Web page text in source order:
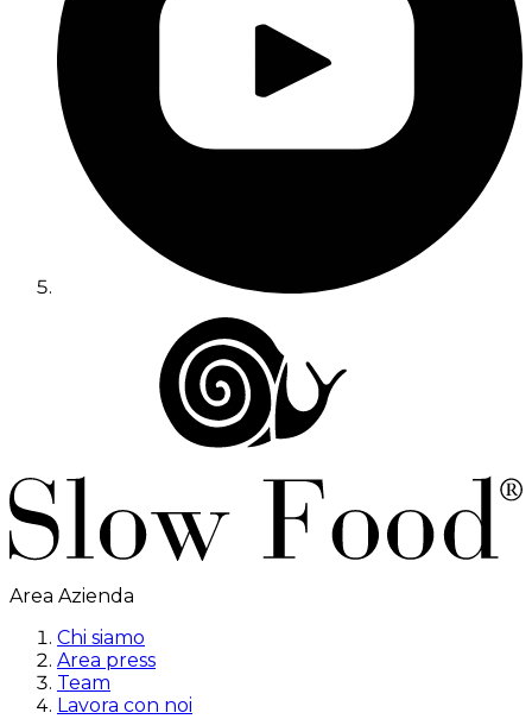
Area Azienda
Chi siamo
Area press
Team
Lavora con noi